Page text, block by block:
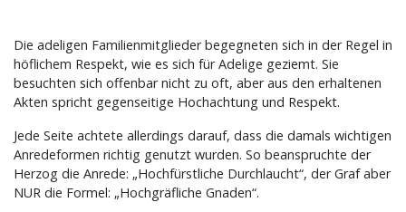
Die adeligen Familienmitglieder begegneten sich in der Regel in
höflichem Respekt, wie es sich für Adelige geziemt. Sie
besuchten sich offenbar nicht zu oft, aber aus den erhaltenen
Akten spricht gegenseitige Hochachtung und Respekt.
Jede Seite achtete allerdings darauf, dass die damals wichtigen
Anredeformen richtig genutzt wurden. So beanspruchte der
Herzog die Anrede: „Hochfürstliche Durchlaucht“, der Graf aber
NUR die Formel: „Hochgräfliche Gnaden“.